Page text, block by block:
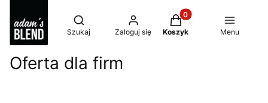
Otwórz wyszukiwarkę
Szukaj Zaloguj się
Produkty w koszyku:
Koszyk Menu
Oferta dla firm